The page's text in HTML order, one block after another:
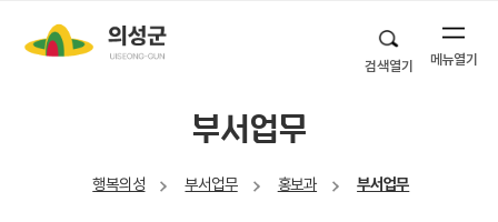
검색열기 메뉴열기
부서업무
행복의성 부서업무 홍보과 부서업무